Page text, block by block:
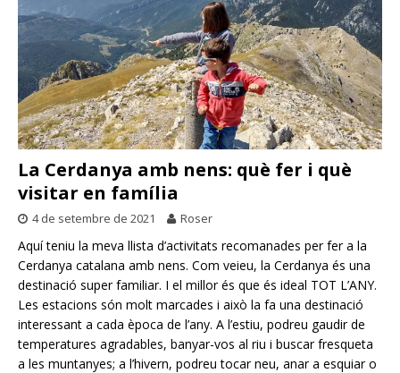
La Cerdanya amb nens: què fer i què
visitar en família
4 de setembre de 2021 Roser
Aquí teniu la meva llista d’activitats recomanades per fer a la
Cerdanya catalana amb nens. Com veieu, la Cerdanya és una
destinació super familiar. I el millor és que és ideal TOT L’ANY.
Les estacions són molt marcades i això la fa una destinació
interessant a cada època de l’any. A l’estiu, podreu gaudir de
temperatures agradables, banyar-vos al riu i buscar fresqueta
a les muntanyes; a l’hivern, podreu tocar neu, anar a esquiar o